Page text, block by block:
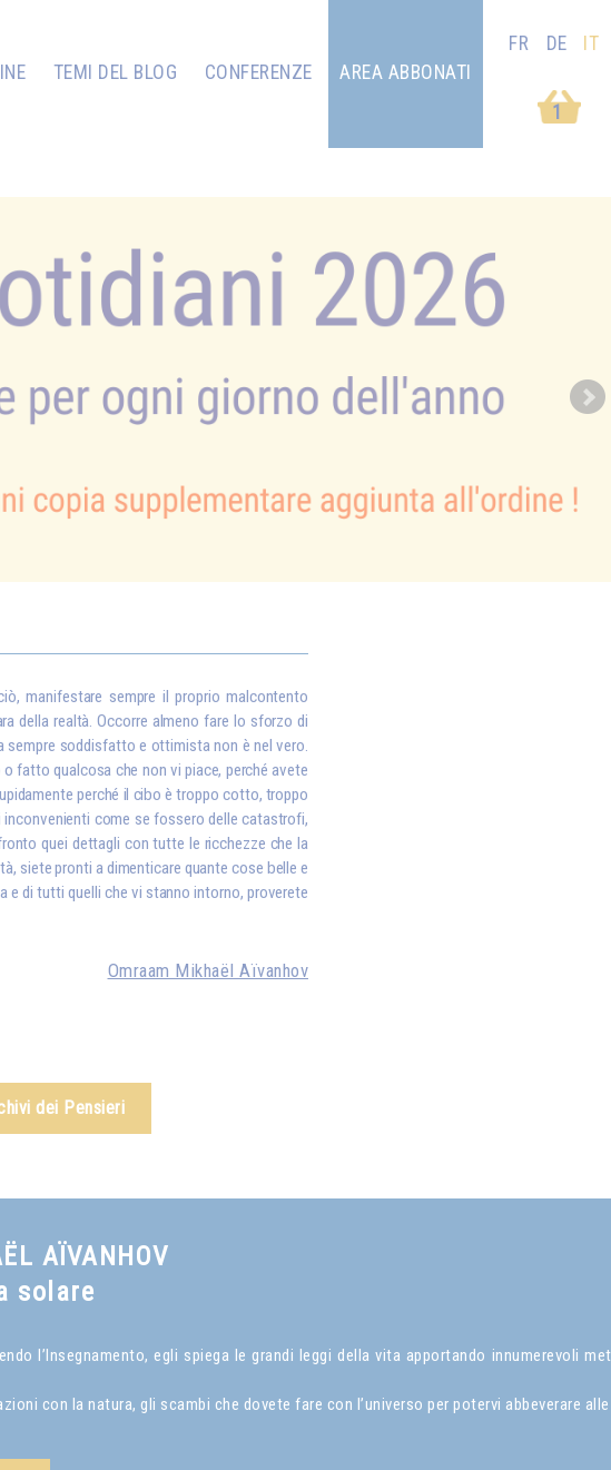
TEMI DEL BLOG
CONFERENZE
1
AREA ABBONATI
FR DE IT
Next
manifestare sempre il proprio malcontento
della realtà. Occorre almeno fare lo sforzo di
sempre soddisfatto e ottimista non è nel vero.
fatto qualcosa che non vi piace, perché avete
perché il cibo è troppo cotto, troppo
come se fossero delle catastrofi,
quei dettagli con tutte le ricchezze che la
siete pronti a dimenticare quante cose belle e
e di tutti quelli che vi stanno intorno, proverete
Omraam Mikhaël Aïvanhov
dei Pensieri
AÏVANHOV
solare
l’Insegnamento, egli spiega le grandi leggi della vita apportando innumerevoli
con la natura, gli scambi che dovete fare con l’universo per potervi abbeverare